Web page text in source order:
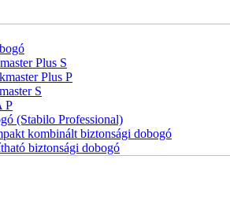
Plus S
Plus P
S
P
(Stabilo Professional)
kombinált biztonsági dobogó
biztonsági dobogó